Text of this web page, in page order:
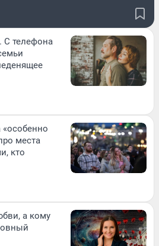
С телефона
«особенно
места
кто
а кому